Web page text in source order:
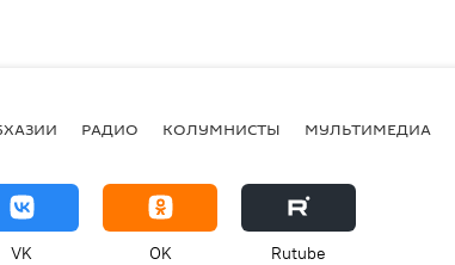
РАДИО КОЛУМНИСТЫ МУЛЬТИМЕДИА
VK OK Rutube